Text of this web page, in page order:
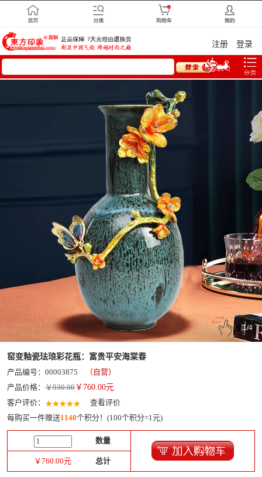
注册 登录
1/4
窑变釉瓷珐琅彩花瓶：富贵平安海棠春
产品编号：00003875
（自营）
产品价格： ￥930.00 ￥ 760.00元
客户评价：
查看评价
每购买一件赠送1140个积分！(100个积分=1元)
数量
￥760.00元 总计